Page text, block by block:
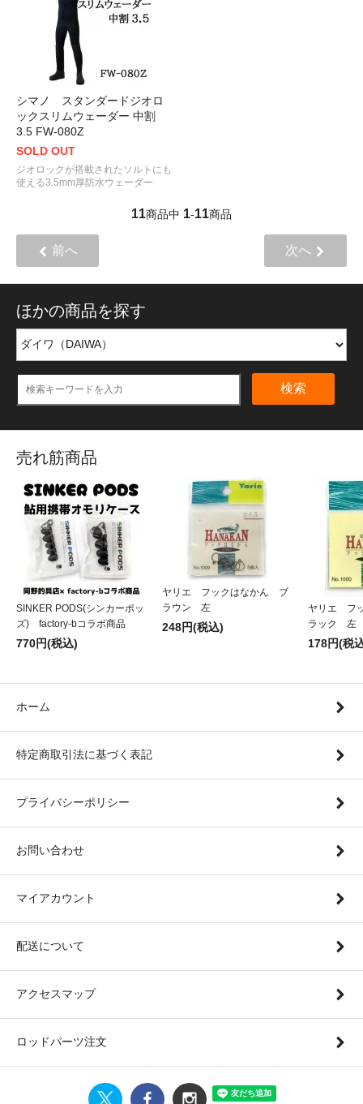
シマノ スタンダードジオロ
ックスリムウェーダー 中割
3.5 FW-080Z
SOLD OUT
ジオロックが搭載されたソルトにも
使える3.5mm厚防水ウェーダー
11商品中 1-11商品
前へ 次へ
ほかの商品を探す
検索
売れ筋商品
SINKER PODS(シンカーポッ
ズ) factory-bコラボ商品
770円(税込)
ヤリエ フックはなかん ブ
ラウン 左
248円(税込)
ヤリエ フ
ラック 左
178円(税
ホーム
特定商取引法に基づく表記
プライバシーポリシー
お問い合わせ
マイアカウント
配送について
アクセスマップ
ロッドパーツ注文